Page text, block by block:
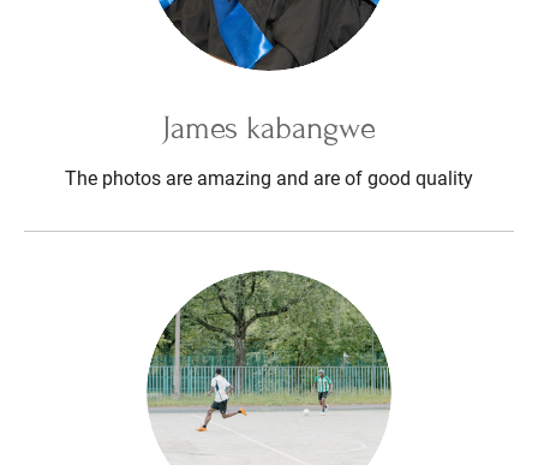
James kabangwe
The photos are amazing and are of good quality